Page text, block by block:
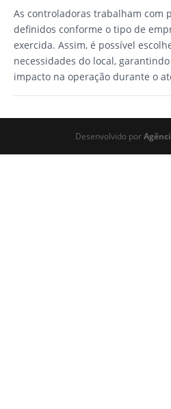
As controladoras trabalham com
definidos conforme o tipo de
exercida. Assim, é possível
necessidades do local,
impacto na operação durante o
Desenvolvido por